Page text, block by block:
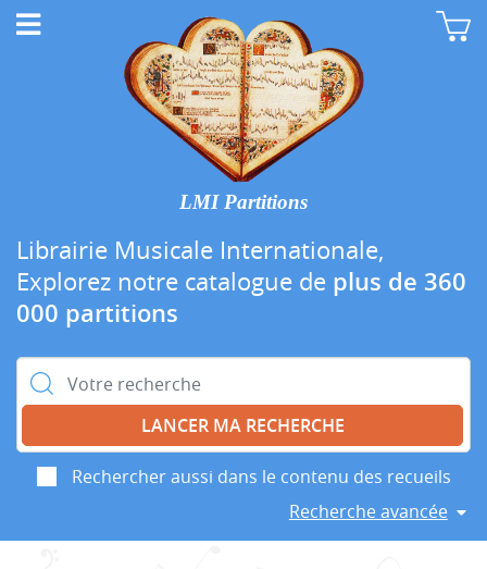
LMI Partitions
Librairie Musicale Internationale,
Explorez notre catalogue de plus de 360
000 partitions
Rechercher :
Rechercher aussi dans le contenu des recueils
Recherche avancée